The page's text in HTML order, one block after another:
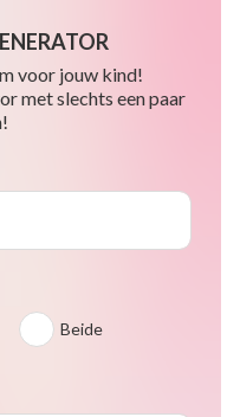
voor jouw kind!
met slechts een paar
Beide